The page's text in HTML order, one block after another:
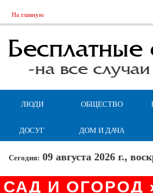
На главную
ЛЮДИ ОБЩЕСТВО
ДОСУГ ДОМ И ДАЧА
Сегодня: 09 августа 2026 г.,
САД И ОГОРОД